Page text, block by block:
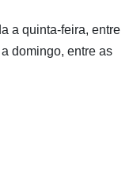
a quinta-feira, entre
domingo, entre as